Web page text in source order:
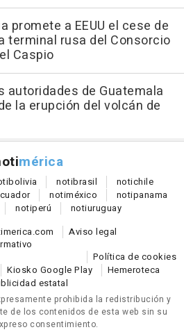
promete a EEUU el cese de
terminal rusa del Consorcio
Caspio
autoridades de Guatemala
la erupción del volcán de
mérica
bolivia notibrasil notichile
notiméxico notipanama
notiperú notiuruguay
Aviso legal
Política de cookies
Kiosko Google Play
Hemeroteca
estatal
prohibida la redistribución y
de los contenidos de esta web sin su
consentimiento.